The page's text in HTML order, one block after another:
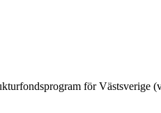
för Västsverige